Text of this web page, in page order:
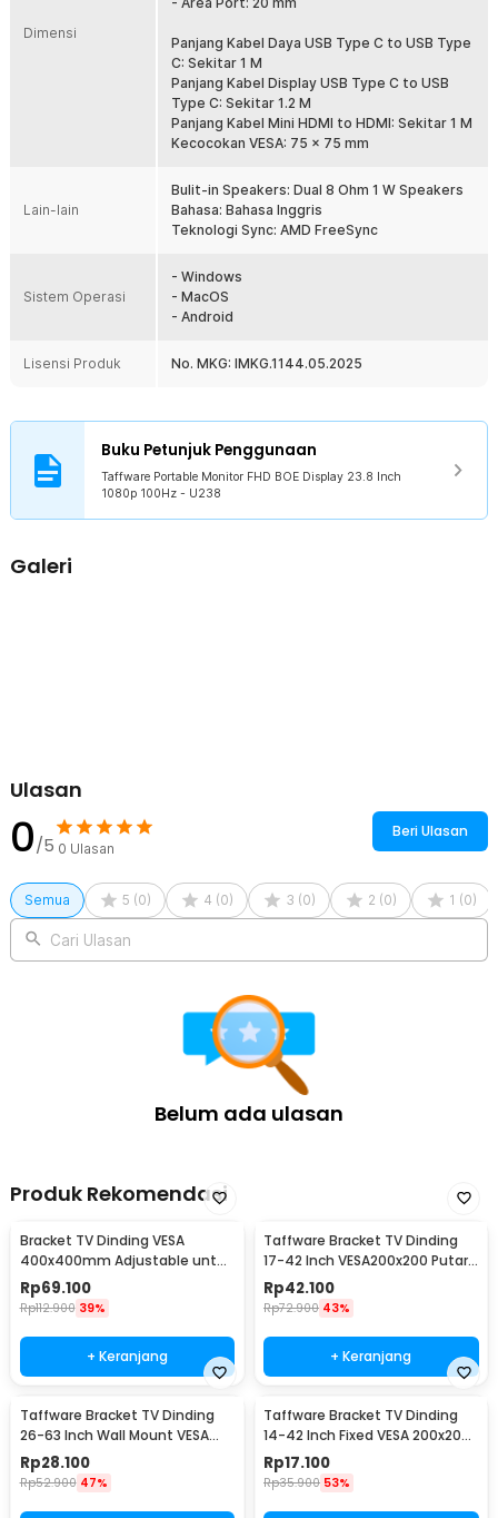
garansi dan membahayakan perangkat Anda.
Gunakan hanya adaptor daya dengan spesifikasi berikut:
Adaptor Daya Standar:Gunakan adaptor dengan output 5 V / 2 A
Adaptor Daya Fast Charging:Jika Anda ingin menggunakan fitur
Kelengkapan Produk
Rincian yang Anda dapatkan untuk pembelian produk ini:
1 x Taffware Portable Monitor FHD BOE Display 23.8 Inch 1080p
1 x Kabel Mini HDMI to HDMI
Dimensi
Panjang Kabel Daya USB Type C to USB Type
C: Sekitar 1 M
Panjang Kabel Display USB Type C to USB
Type C: Sekitar 1.2 M
Panjang Kabel Mini HDMI to HDMI: Sekitar 1 M
Kecocokan VESA: 75 x 75 mm
Lain-lain
Bulit-in Speakers: Dual 8 Ohm 1 W Speakers
Bahasa: Bahasa Inggris
Teknologi Sync: AMD FreeSync
Sistem Operasi
- Windows
- MacOS
- Android
Lisensi Produk No. MKG: IMKG.1144.05.2025
Buku Petunjuk Penggunaan
Taffware Portable Monitor FHD BOE Display 23.8 Inch
1080p 100Hz - U238
Galeri
Ulasan
0/5 0 Ulasan
Beri Ulasan
Semua 5 (0) 4 (0) 3 (0) 2 (0) 1 (0)
Cari Ulasan
Belum ada ulasan
Produk Rekomendasi
Bracket TV Dinding VESA
400x400mm Adjustable untuk
TV LED 26-63 Inch - KT02
Rp69.100
Rp112.900 39%
+ Keranjang
Taffware Bracket TV Dinding
17-42 Inch VESA200x200 Putar
90 Tilt 15 - X-200
Rp42.100
Rp72.900 43%
+ Keranjang
Taffware Bracket TV Dinding
26-63 Inch Wall Mount VESA
400x400 - B41
Rp28.100
Rp52.900 47%
Taffware Bracket TV Dinding
14-42 Inch Fixed VESA 200x200
Beban 25kg - HD601
Rp17.100
Rp35.900 53%